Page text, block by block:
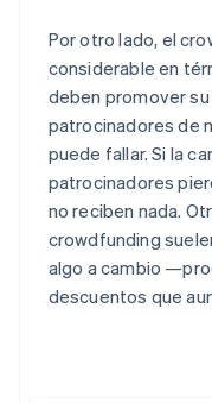
Por otro lado, el
considerable en
deben promover
patrocinadores de
puede fallar. Si la
patrocinadores
no reciben nada.
crowdfunding
algo a cambio
descuentos que